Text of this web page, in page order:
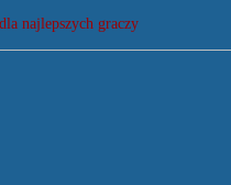
najlepszych graczy